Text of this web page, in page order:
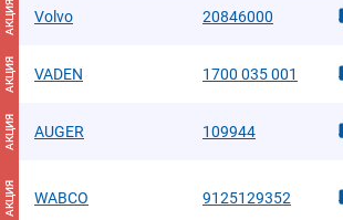
АКЦИЯ Volvo 20846000
АКЦИЯ VADEN 1700 035 001
АКЦИЯ AUGER 109944
АКЦИЯ WABCO 9125129352